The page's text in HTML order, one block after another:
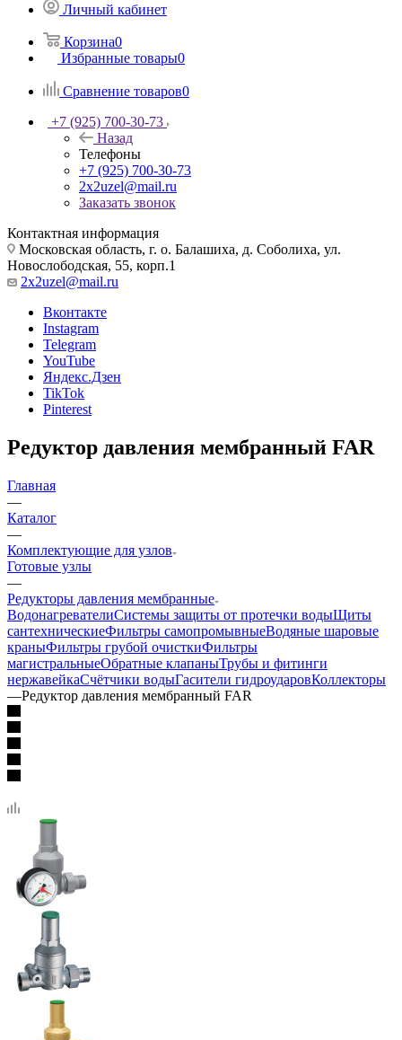
Личный кабинет
Корзина0
Избранные товары0
Сравнение товаров0
+7 (925) 700-30-73
Назад
Телефоны
+7 (925) 700-30-73
2x2uzel@mail.ru
Заказать звонок
Контактная информация
Московская область, г. о. Балашиха, д. Соболиха, ул.
Новослободская, 55, корп.1
2x2uzel@mail.ru
Вконтакте
Instagram
Telegram
YouTube
Яндекс.Дзен
TikTok
Pinterest
Редуктор давления мембранный FAR
Главная
—
Каталог
—
Комплектующие для узлов
Готовые узлы
—
Редукторы давления мембранные
ВодонагревателиСистемы защиты от протечки водыЩиты
сантехническиеФильтры самопромывныеВодяные шаровые
краныФильтры грубой очисткиФильтры
магистральныеОбратные клапаныТрубы и фитинги
нержавейкаСчётчики водыГасители гидроударовКоллекторы
—Редуктор давления мембранный FAR